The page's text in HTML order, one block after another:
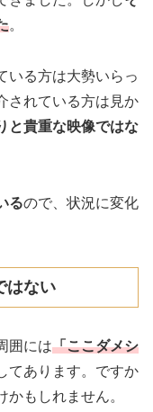
。
いる方は大勢いらっ
されている方は見か
と貴重な映像ではな
るので、状況に変化
はない
囲には「ここダメシ
てあります。ですか
もしれません。